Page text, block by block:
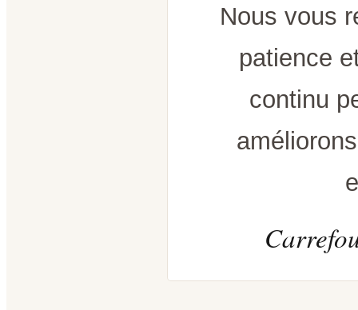
Nous vous
patience
continu